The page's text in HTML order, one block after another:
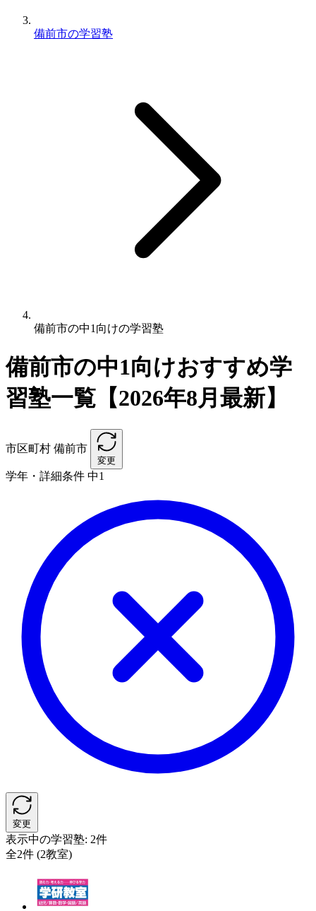
備前市の学習塾
備前市の中1向けの学習塾
備前市の中1向けおすすめ学
習塾一覧【2026年8月最新】
市区町村 備前市
変更
学年・詳細条件 中1
変更
表示中の学習塾: 2件
全2件 (2教室)